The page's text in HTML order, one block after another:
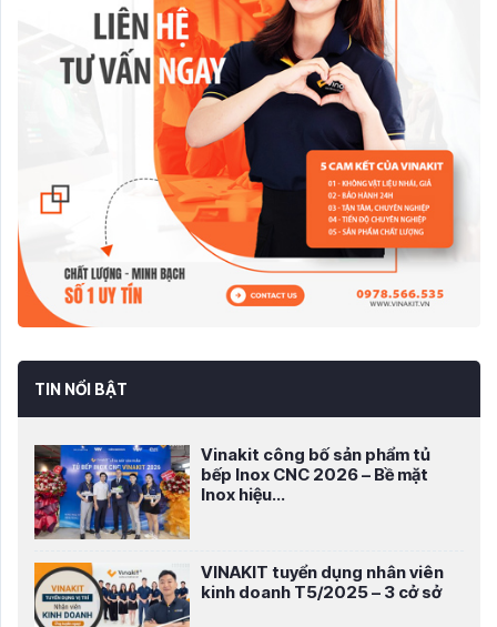
TIN NỔI BẬT
Vinakit công bố sản phẩm tủ
bếp Inox CNC 2026 – Bề mặt
Inox hiệu...
VINAKIT tuyển dụng nhân viên
kinh doanh T5/2025 – 3 cở sở